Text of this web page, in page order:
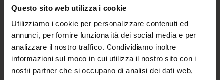
Questo sito web utilizza i cookie
Utilizziamo i cookie per personalizzare contenuti ed
annunci, per fornire funzionalità dei social media e per
analizzare il nostro traffico. Condividiamo inoltre
informazioni sul modo in cui utilizza il nostro sito con i
nostri partner che si occupano di analisi dei dati web,
#Culture